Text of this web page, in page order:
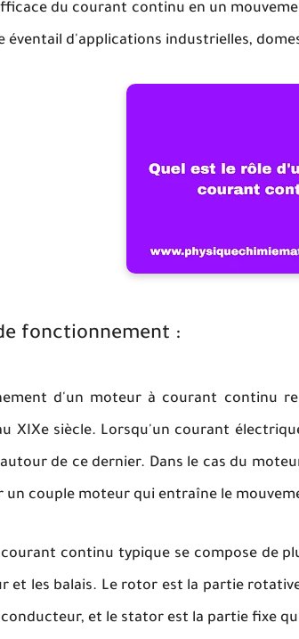
du courant continu en un
éventail d'applications industrielles,
fonctionnement :
d'un moteur à courant continu
XIXe siècle. Lorsqu'un courant
de ce dernier. Dans le cas du
un couple moteur qui entraîne le
continu typique se compose de
et les balais. Le rotor est la partie
et le stator est la partie fixe